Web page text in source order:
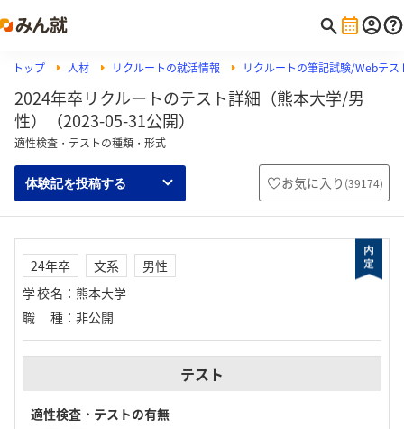
トップ 人材 リクルートの就活情報 リクルートの筆記試験/Webテ
2024年卒リクルートのテスト詳細（熊本大学/男
性）（2023-05-31公開）
適性検査・テストの種類・形式
体験記を投稿する お気に入り (39174)
24年卒 文系
男性
学校名 ： 熊本大学
職種 ： 非公開
テスト
適性検査・テストの有無